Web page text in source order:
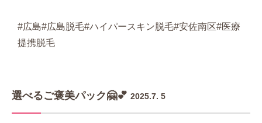
#広島#広島脱毛#ハイパースキン脱毛#安佐南区#医療
提携脱毛
選べるご褒美パック🤗💕 2025.7. 5